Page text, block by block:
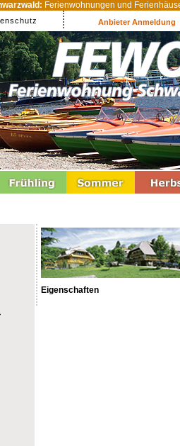
Ferienwohnungen und
Anbieter Anmeldung
Eigenschaften